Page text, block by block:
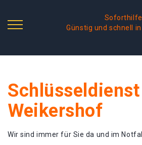
Günstig und schnell
Weikershof
Wir sind immer für Sie da und im